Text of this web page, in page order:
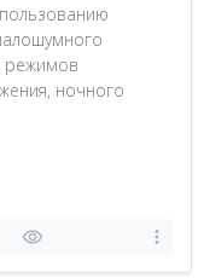
режимов
ночного